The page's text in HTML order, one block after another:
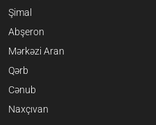
Şimal
Abşeron
Mərkəzi Aran
Qərb
Cənub
Naxçıvan